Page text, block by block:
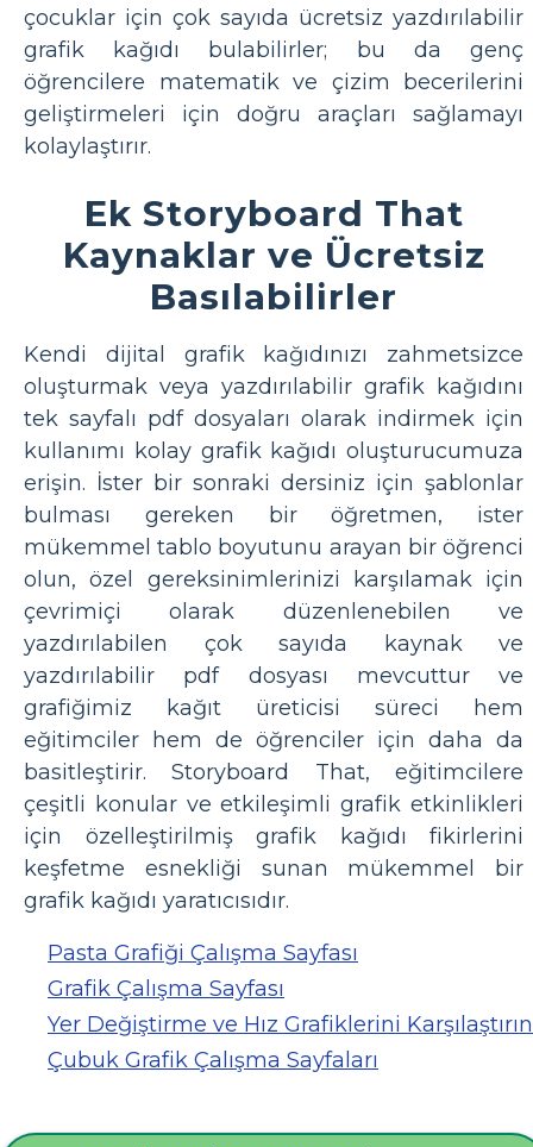
çocuklar için çok sayıda ücretsiz yazdırılabilir
grafik kağıdı bulabilirler; bu da genç
öğrencilere matematik ve çizim becerilerini
geliştirmeleri için doğru araçları sağlamayı
kolaylaştırır.
Ek Storyboard That
Kaynaklar ve Ücretsiz
Basılabilirler
Kendi dijital grafik kağıdınızı zahmetsizce
oluşturmak veya yazdırılabilir grafik kağıdını
tek sayfalı pdf dosyaları olarak indirmek için
kullanımı kolay grafik kağıdı oluşturucumuza
erişin. İster bir sonraki dersiniz için şablonlar
bulması gereken bir öğretmen, ister
mükemmel tablo boyutunu arayan bir öğrenci
olun, özel gereksinimlerinizi karşılamak için
çevrimiçi olarak düzenlenebilen ve
yazdırılabilen çok sayıda kaynak ve
yazdırılabilir pdf dosyası mevcuttur ve
grafiğimiz kağıt üreticisi süreci hem
eğitimciler hem de öğrenciler için daha da
basitleştirir. Storyboard That, eğitimcilere
çeşitli konular ve etkileşimli grafik etkinlikleri
için özelleştirilmiş grafik kağıdı fikirlerini
keşfetme esnekliği sunan mükemmel bir
grafik kağıdı yaratıcısıdır.
Pasta Grafiği Çalışma Sayfası
Grafik Çalışma Sayfası
Yer Değiştirme ve Hız Grafiklerini Karşılaştırın
Çubuk Grafik Çalışma Sayfaları